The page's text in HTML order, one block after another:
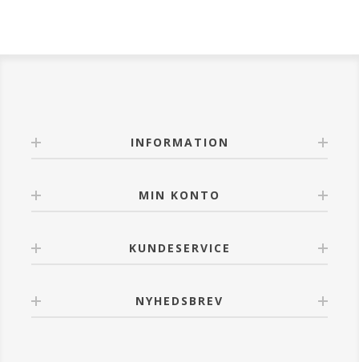
INFORMATION
MIN KONTO
KUNDESERVICE
NYHEDSBREV